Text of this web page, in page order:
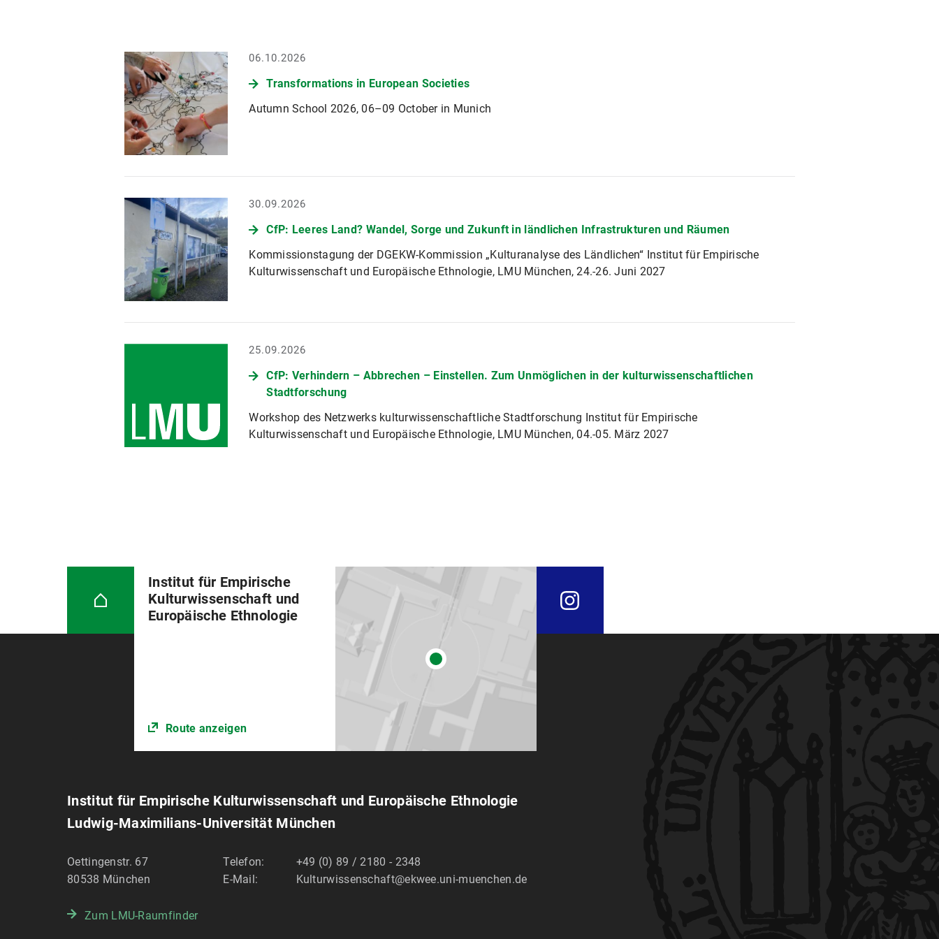
06.10.2026
Transformations in European Societies
Autumn School 2026, 06–09 October in Munich
30.09.2026
CfP: Leeres Land? Wandel, Sorge und Zukunft in ländlichen Infrastrukturen und Räumen
Kommissionstagung der DGEKW-Kommission „Kulturanalyse des Ländlichen“ Institut für Empirische
Kulturwissenschaft und Europäische Ethnologie, LMU München, 24.-26. Juni 2027
25.09.2026
CfP: Verhindern – Abbrechen – Einstellen. Zum Unmöglichen in der kulturwissenschaftlichen
Stadtforschung
Workshop des Netzwerks kulturwissenschaftliche Stadtforschung Institut für Empirische
Kulturwissenschaft und Europäische Ethnologie, LMU München, 04.-05. März 2027
Institut für Empirische
Kulturwissenschaft und
Europäische Ethnologie
Route anzeigen
Institut für Empirische Kulturwissenschaft und Europäische Ethnologie
Ludwig-Maximilians-Universität München
Oettingenstr. 67
80538 München
Telefon:
+49 (0) 89 / 2180 - 2348
E-Mail:
Kulturwissenschaft@ekwee.uni-muenchen.de
Zum LMU-Raumfinder